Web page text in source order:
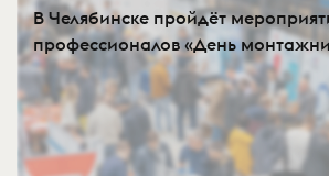
В Челябинске пройдёт
профессионалов «День